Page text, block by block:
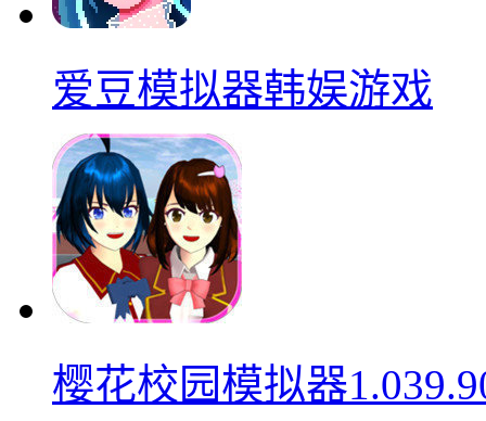
爱豆模拟器韩娱游戏
樱花校园模拟器